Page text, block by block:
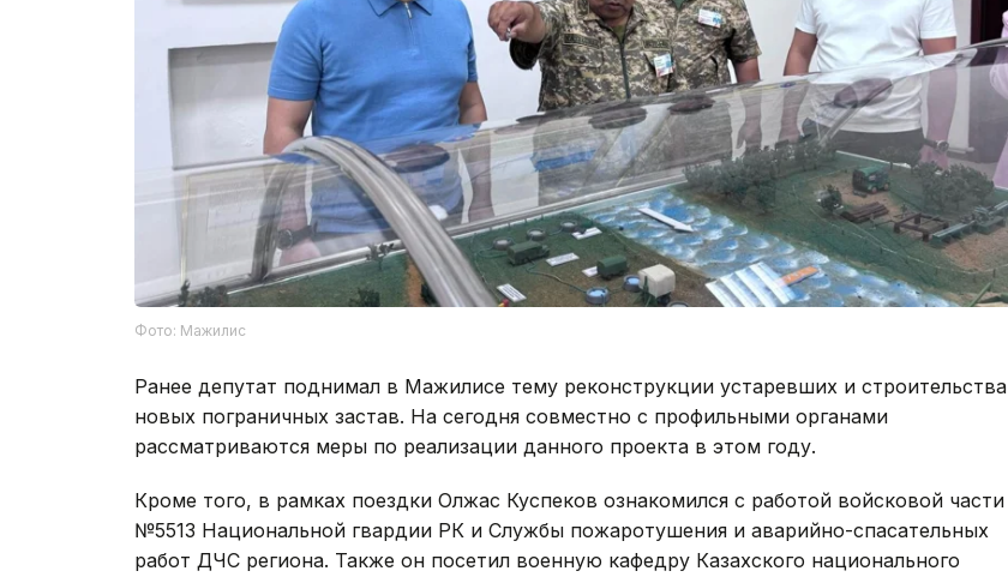
Фото: Мажилис
Ранее депутат поднимал в Мажилисе тему реконструкции устаревших и строительства
новых пограничных застав. На сегодня совместно с профильными органами
рассматриваются меры по реализации данного проекта в этом году.
Кроме того, в рамках поездки Олжас Куспеков ознакомился с работой войсковой части
№5513 Национальной гвардии РК и Службы пожаротушения и аварийно-спасательных
работ ДЧС региона. Также он посетил военную кафедру Казахского национального